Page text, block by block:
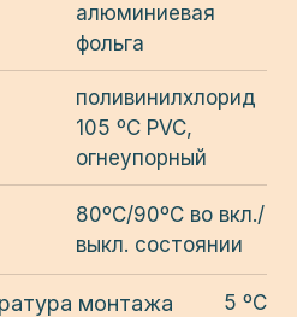
алюминиевая
фольга
поливинилхлорид
105 ºС PVC,
огнеупорный
80ºС/90ºС во вкл./
выкл. состоянии
монтажа 5 ºС